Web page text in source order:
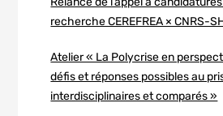
recherche CEREFREA × CNRS-
Atelier « La Polycrise en
défis et réponses possibles au
interdisciplinaires et comparés »